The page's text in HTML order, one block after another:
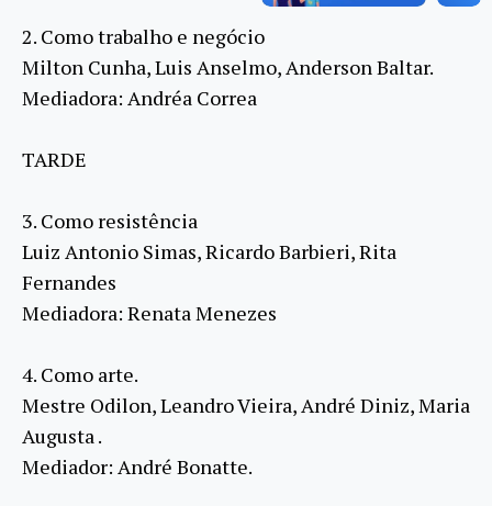
2. Como trabalho e negócio
Milton Cunha, Luis Anselmo, Anderson Baltar.
Mediadora: Andréa Correa
TARDE
3. Como resistência
Luiz Antonio Simas, Ricardo Barbieri, Rita
Fernandes
Mediadora: Renata Menezes
4. Como arte.
Mestre Odilon, Leandro Vieira, André Diniz, Maria
Augusta .
Mediador: André Bonatte.